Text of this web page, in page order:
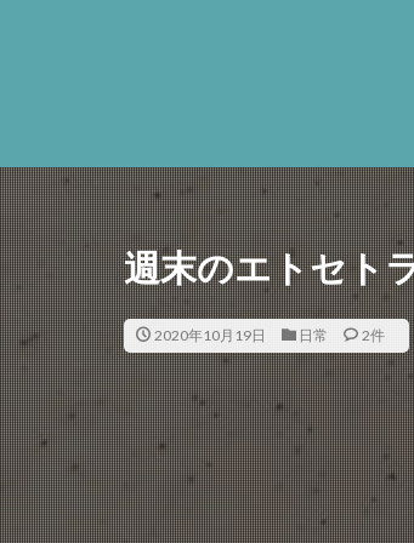
週末のエトセト
2020年10月19日 日常 2件